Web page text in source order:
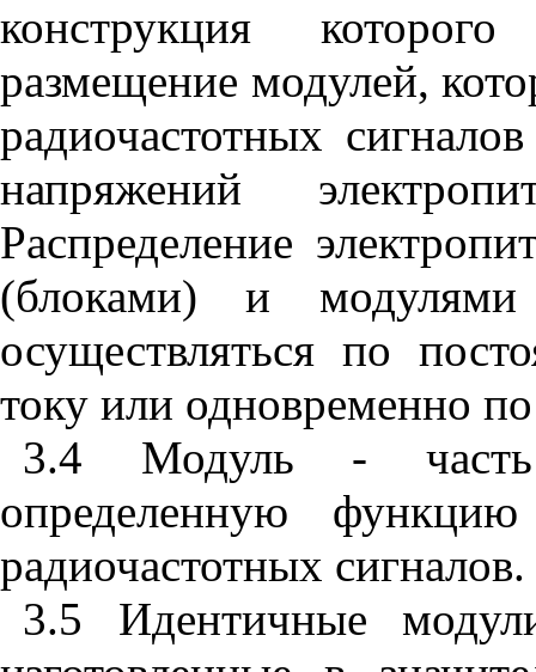
конструкция которого
размещение модулей,
радиочастотных
напряжений
Распределение
(блоками) и
осуществляться по
току или одновременно
3.4 Модуль - часть
определенную
радиочастотных сигналов.
3.5 Идентичные